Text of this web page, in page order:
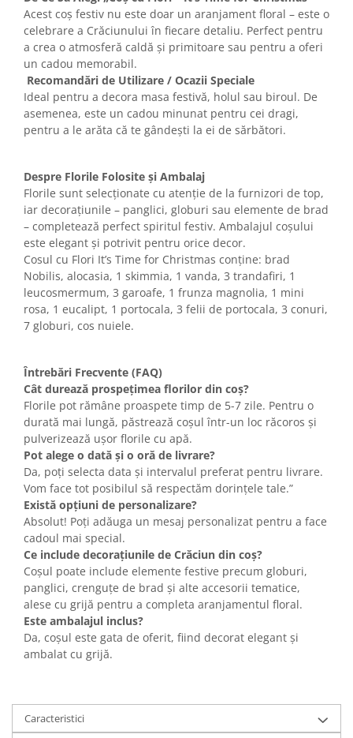
Acest coș festiv nu este doar un aranjament floral – este o
celebrare a Crăciunului în fiecare detaliu. Perfect pentru
a crea o atmosferă caldă și primitoare sau pentru a oferi
un cadou memorabil.
Recomandări de Utilizare / Ocazii Speciale
Ideal pentru a decora masa festivă, holul sau biroul. De
asemenea, este un cadou minunat pentru cei dragi,
pentru a le arăta că te gândești la ei de sărbători.
Despre Florile Folosite și Ambalaj
Florile sunt selecționate cu atenție de la furnizori de top,
iar decorațiunile – panglici, globuri sau elemente de brad
– completează perfect spiritul festiv. Ambalajul coșului
este elegant și potrivit pentru orice decor.
Cosul cu Flori It’s Time for Christmas conține: brad
Nobilis, alocasia, 1 skimmia, 1 vanda, 3 trandafiri, 1
leucosmermum, 3 garoafe, 1 frunza magnolia, 1 mini
rosa, 1 eucalipt, 1 portocala, 3 felii de portocala, 3 conuri,
7 globuri, cos nuiele.
Întrebări Frecvente (FAQ)
Cât durează prospețimea florilor din coș?
Florile pot rămâne proaspete timp de 5-7 zile. Pentru o
durată mai lungă, păstrează coșul într-un loc răcoros și
pulverizează ușor florile cu apă.
Pot alege o dată și o oră de livrare?
Da, poți selecta data și intervalul preferat pentru livrare.
Vom face tot posibilul să respectăm dorințele tale.”
Există opțiuni de personalizare?
Absolut! Poți adăuga un mesaj personalizat pentru a face
cadoul mai special.
Ce include decorațiunile de Crăciun din coș?
Coșul poate include elemente festive precum globuri,
panglici, crenguțe de brad și alte accesorii tematice,
alese cu grijă pentru a completa aranjamentul floral.
Este ambalajul inclus?
Da, coșul este gata de oferit, fiind decorat elegant și
ambalat cu grijă.
Caracteristici